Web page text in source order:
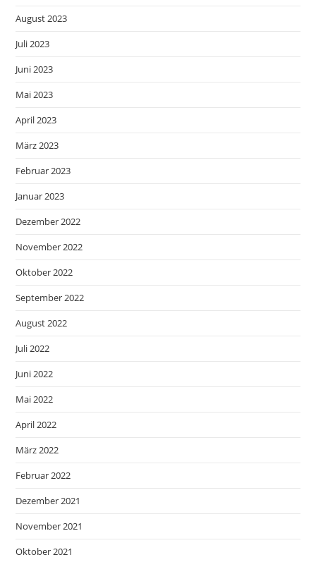
August 2023
Juli 2023
Juni 2023
Mai 2023
April 2023
März 2023
Februar 2023
Januar 2023
Dezember 2022
November 2022
Oktober 2022
September 2022
August 2022
Juli 2022
Juni 2022
Mai 2022
April 2022
März 2022
Februar 2022
Dezember 2021
November 2021
Oktober 2021